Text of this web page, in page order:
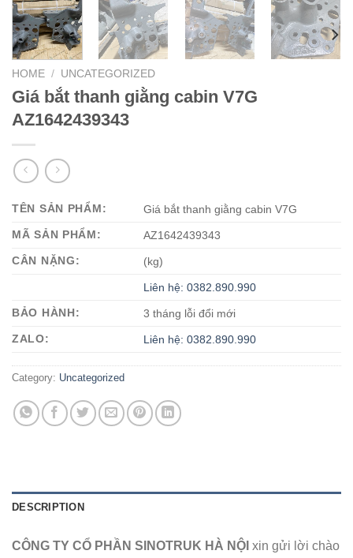
HOME / UNCATEGORIZED
Giá bắt thanh giằng cabin V7G
AZ1642439343
TÊN SẢN PHẨM:
Giá bắt thanh giằng cabin V7G
MÃ SẢN PHẨM:
AZ1642439343
CÂN NẶNG:
(kg)
Liên hệ: 0382.890.990
BẢO HÀNH:
3 tháng lỗi đổi mới
ZALO:
Liên hệ: 0382.890.990
Category: Uncategorized
DESCRIPTION
CÔNG TY CỔ PHẦN SINOTRUK HÀ NỘI xin gửi lời chào